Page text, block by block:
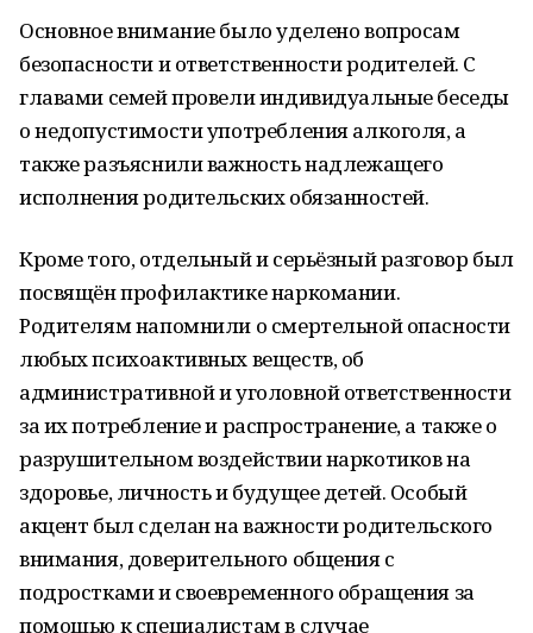
Основное внимание было уделено вопросам
безопасности и ответственности родителей. С
главами семей провели индивидуальные беседы
о недопустимости употребления алкоголя, а
также разъяснили важность надлежащего
исполнения родительских обязанностей.
Кроме того, отдельный и серьёзный разговор был
посвящён профилактике наркомании.
Родителям напомнили о смертельной опасности
любых психоактивных веществ, об
административной и уголовной ответственности
за их потребление и распространение, а также о
разрушительном воздействии наркотиков на
здоровье, личность и будущее детей. Особый
акцент был сделан на важности родительского
внимания, доверительного общения с
подростками и своевременного обращения за
помощью к специалистам в случае